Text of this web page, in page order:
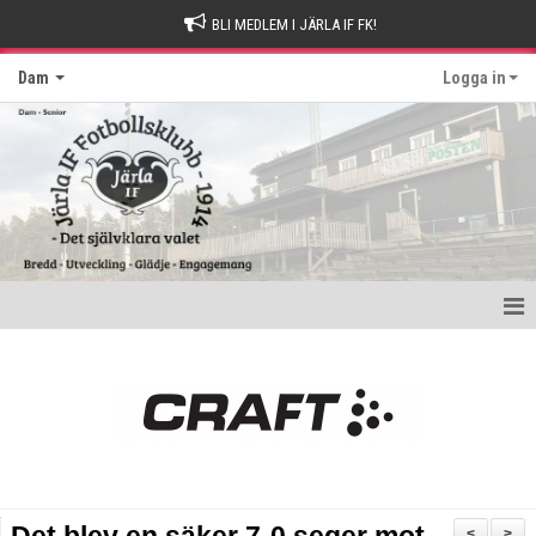
BLI MEDLEM I JÄRLA IF FK!
Dam Logga in